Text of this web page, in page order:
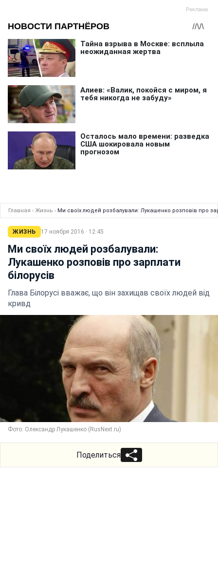
Главная › Жизнь › Ми своїх людей розбалували: Лукашенко розповів про
ЖИЗНЬ 17 ноября 2016 · 12:45
Ми своїх людей розбалували:
Лукашенко розповів про зарплати
білорусів
Глава Білорусі вважає, що він захищав своїх людей від
кривд
Фото: Олександр Лукашенко (RusNext.ru)
Поделиться